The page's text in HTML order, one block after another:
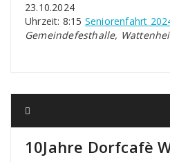
23.10.2024
Uhrzeit: 8:15 Seniorenfahrt
Gemeindefesthalle,
10Jahre Dorfcafè